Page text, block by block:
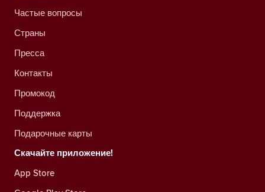
Частые вопросы
Страны
Пресса
Контакты
Промокод
Поддержка
Подарочные карты
Скачайте приложение!
App Store